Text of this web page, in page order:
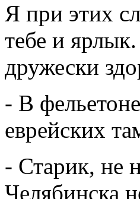
Я при этих
тебе и
дружески
- В
еврейских
- Старик, не
Челябинска